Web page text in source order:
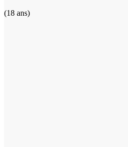
(18 ans)